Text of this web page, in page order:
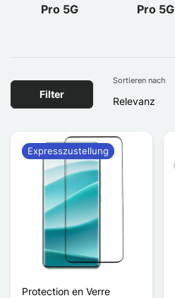
Pro 5G
Pro 5G
Filter
Sortieren nach
Protection en Verre
Expresszustellung